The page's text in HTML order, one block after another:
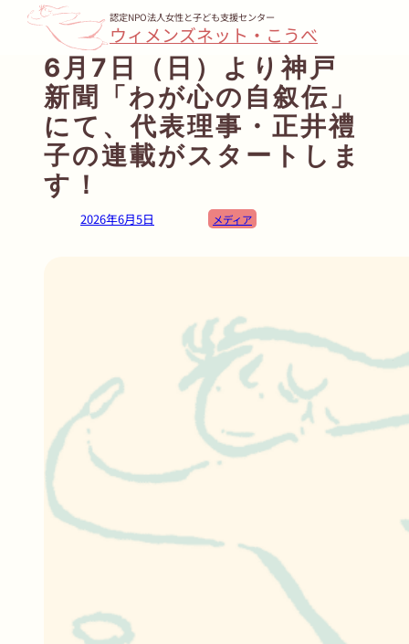
認定NPO法人女性と子ども支援センター
ウィメンズネット・こうべ
6月7日（日）より神戸
新聞「わが心の自叙伝」
にて、代表理事・正井禮
子の連載がスタートしま
す！
2026年6月5日 メディア